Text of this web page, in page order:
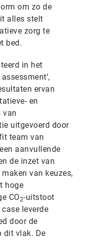
om zo de
alles stelt
zorg te
bed.
in het
ervan
en
van
uitgevoerd door
team van
aanvullende
de inzet van
van keuzes,
hoge
CO2-uitstoot
leverde
door de
dit vlak. De